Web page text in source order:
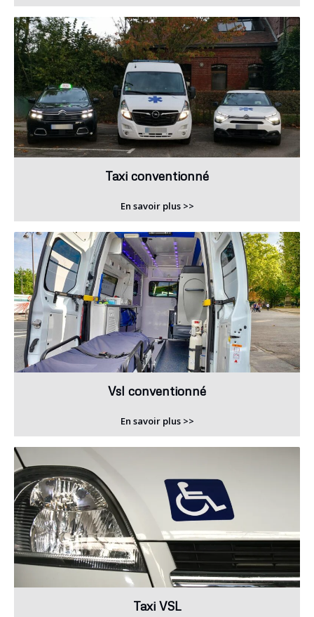
Taxi conventionné
En savoir plus >>
Vsl conventionné
En savoir plus >>
Taxi VSL